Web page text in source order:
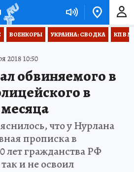
ВОЕНКОРЫ УКРАИНА: СВОДКА КП В
2018 10:50
обвиняемого в
в
что у Нурлана
прописка в
лет гражданства РФ
и не освоил